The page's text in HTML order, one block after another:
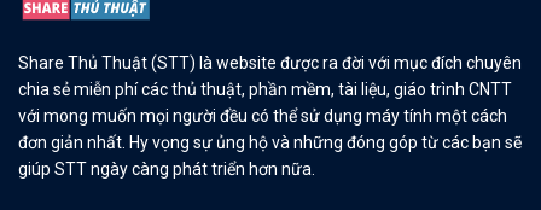
Share Thủ Thuật (STT) là website được ra đời với mục đích chuyên
chia sẻ miễn phí các thủ thuật, phần mềm, tài liệu, giáo trình CNTT
với mong muốn mọi người đều có thể sử dụng máy tính một cách
đơn giản nhất. Hy vọng sự ủng hộ và những đóng góp từ các bạn sẽ
giúp STT ngày càng phát triển hơn nữa.